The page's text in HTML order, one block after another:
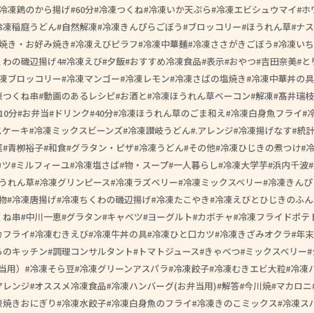
冷凍鶏のから揚げ 60分 冷凍つくね 冷凍いか天ぷら 冷凍エビシュウマイ ホ
凍稲庭うどん 自然解凍 冷凍きんぴらごぼう ブロッコリー ほうれん草 ナス
き・お好み焼き 冷凍えびピラフ 冷凍中華麺 冷凍ささがきごぼう 冷凍い
わの磯辺揚げ4 冷凍えび 夕飯 おすすめ冷凍食品 表示 おやつ 吉田奈美 と
ブロッコリー 冷凍マンゴー 冷凍レモン 冷凍さばの塩焼き 冷凍中華丼の具
つくね串 動画のあるレシピ お酒と 冷凍ほうれん草ベーコン 解凍 髙井瑞枝
10分 お弁当 ドリンク 40分 冷凍ほうれん草のごま和え 冷凍白身魚フライ
ーキ 冷凍ミックスビーンズ 冷凍讃岐うどん .アレンジ 冷凍揚げなす 統計
青栁裕子 和食 グラタン・ピザ 冷凍うどん その他 冷凍ひじきの煮つけ
ミルフィーユ 冷凍塩さば 物・スープ 一人暮らし 冷凍大学芋 浜内千波
れん草 冷凍グリンピース 冷凍ラズベリー 冷凍ミックスベリー 冷凍きんぴ
冷凍唐揚げ 冷凍ちくわの磯辺揚げ 冷凍たこやき 冷凍えびとひじきのふ
ね串 中川一恵 グラタン キャベツ ヨーグルト カボチャ 冷凍フライドポテ
フライ 冷凍むきえび 冷凍牛丼の具 冷凍ひと口カツ 冷凍きざみオクラ 年
のキッチン 調理コンサルタント トマトジュース きゃべつ ミックスベリー
）
冷凍そら豆 冷凍グリーンアスパラ 冷凍餃子 冷凍むきエビ大粒 冷凍
レンジ オススメ冷凍食品 冷凍ハンバーグ(お弁当用) 解答 今川焼 マカロニ
焼きおにぎり 冷凍水餃子 冷凍白身魚のフライ 冷凍きのこミックス 冷凍ス